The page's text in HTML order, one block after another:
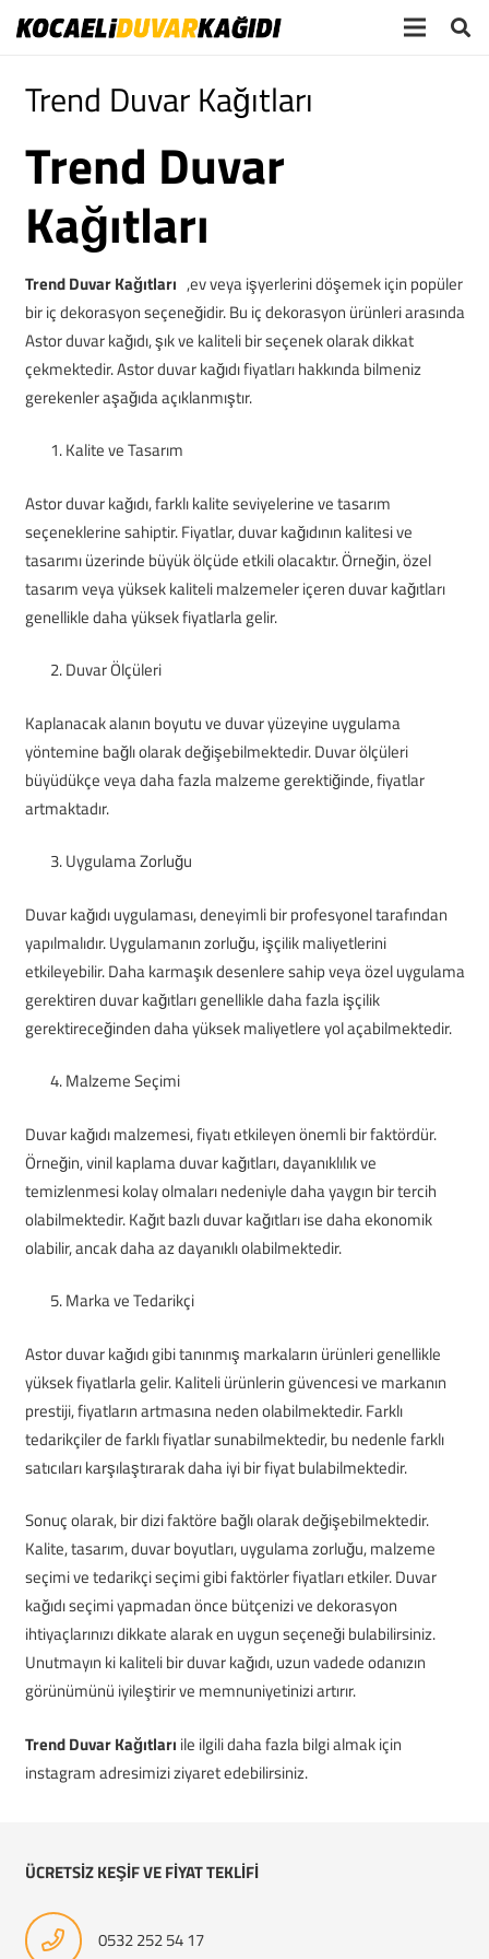
Trend Duvar Kağıtları
Trend Duvar
Kağıtları
Trend Duvar Kağıtları ,ev veya işyerlerini döşemek için popüler
bir iç dekorasyon seçeneğidir. Bu iç dekorasyon ürünleri arasında
Astor duvar kağıdı, şık ve kaliteli bir seçenek olarak dikkat
çekmektedir. Astor duvar kağıdı fiyatları hakkında bilmeniz
gerekenler aşağıda açıklanmıştır.
Kalite ve Tasarım
Astor duvar kağıdı, farklı kalite seviyelerine ve tasarım
seçeneklerine sahiptir. Fiyatlar, duvar kağıdının kalitesi ve
tasarımı üzerinde büyük ölçüde etkili olacaktır. Örneğin, özel
tasarım veya yüksek kaliteli malzemeler içeren duvar kağıtları
genellikle daha yüksek fiyatlarla gelir.
Duvar Ölçüleri
Kaplanacak alanın boyutu ve duvar yüzeyine uygulama
yöntemine bağlı olarak değişebilmektedir. Duvar ölçüleri
büyüdükçe veya daha fazla malzeme gerektiğinde, fiyatlar
artmaktadır.
Uygulama Zorluğu
Duvar kağıdı uygulaması, deneyimli bir profesyonel tarafından
yapılmalıdır. Uygulamanın zorluğu, işçilik maliyetlerini
etkileyebilir. Daha karmaşık desenlere sahip veya özel uygulama
gerektiren duvar kağıtları genellikle daha fazla işçilik
gerektireceğinden daha yüksek maliyetlere yol açabilmektedir.
Malzeme Seçimi
Duvar kağıdı malzemesi, fiyatı etkileyen önemli bir faktördür.
Örneğin, vinil kaplama duvar kağıtları, dayanıklılık ve
temizlenmesi kolay olmaları nedeniyle daha yaygın bir tercih
olabilmektedir. Kağıt bazlı duvar kağıtları ise daha ekonomik
olabilir, ancak daha az dayanıklı olabilmektedir.
Marka ve Tedarikçi
Astor duvar kağıdı gibi tanınmış markaların ürünleri genellikle
yüksek fiyatlarla gelir. Kaliteli ürünlerin güvencesi ve markanın
prestiji, fiyatların artmasına neden olabilmektedir. Farklı
tedarikçiler de farklı fiyatlar sunabilmektedir, bu nedenle farklı
satıcıları karşılaştırarak daha iyi bir fiyat bulabilmektedir.
Sonuç olarak, bir dizi faktöre bağlı olarak değişebilmektedir.
Kalite, tasarım, duvar boyutları, uygulama zorluğu, malzeme
seçimi ve tedarikçi seçimi gibi faktörler fiyatları etkiler. Duvar
kağıdı seçimi yapmadan önce bütçenizi ve dekorasyon
ihtiyaçlarınızı dikkate alarak en uygun seçeneği bulabilirsiniz.
Unutmayın ki kaliteli bir duvar kağıdı, uzun vadede odanızın
görünümünü iyileştirir ve memnuniyetinizi artırır.
Trend Duvar Kağıtları ile ilgili daha fazla bilgi almak için
instagram adresimizi ziyaret edebilirsiniz.
ÜCRETSİZ KEŞİF VE FİYAT TEKLİFİ
0532 252 54 17